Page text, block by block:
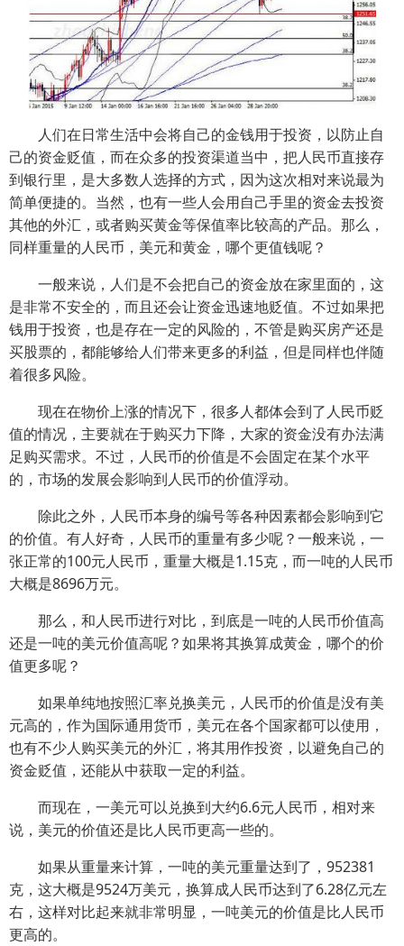
人们在日常生活中会将自己的金钱用于投资，以防止自
己的资金贬值，而在众多的投资渠道当中，把人民币直接存
到银行里，是大多数人选择的方式，因为这次相对来说最为
简单便捷的。当然，也有一些人会用自己手里的资金去投资
其他的外汇，或者购买黄金等保值率比较高的产品。那么，
同样重量的人民币，美元和黄金，哪个更值钱呢？
一般来说，人们是不会把自己的资金放在家里面的，这
是非常不安全的，而且还会让资金迅速地贬值。不过如果把
钱用于投资，也是存在一定的风险的，不管是购买房产还是
买股票的，都能够给人们带来更多的利益，但是同样也伴随
着很多风险。
现在在物价上涨的情况下，很多人都体会到了人民币贬
值的情况，主要就在于购买力下降，大家的资金没有办法满
足购买需求。不过，人民币的价值是不会固定在某个水平
的，市场的发展会影响到人民币的价值浮动。
除此之外，人民币本身的编号等各种因素都会影响到它
的价值。有人好奇，人民币的重量有多少呢？一般来说，一
张正常的100元人民币，重量大概是1.15克，而一吨的人民币
大概是8696万元。
那么，和人民币进行对比，到底是一吨的人民币价值高
还是一吨的美元价值高呢？如果将其换算成黄金，哪个的价
值更多呢？
如果单纯地按照汇率兑换美元，人民币的价值是没有美
元高的，作为国际通用货币，美元在各个国家都可以使用，
也有不少人购买美元的外汇，将其用作投资，以避免自己的
资金贬值，还能从中获取一定的利益。
而现在，一美元可以兑换到大约6.6元人民币，相对来
说，美元的价值还是比人民币更高一些的。
如果从重量来计算，一吨的美元重量达到了，952381
克，这大概是9524万美元，换算成人民币达到了6.28亿元左
右，这样对比起来就非常明显，一吨美元的价值是比人民币
更高的。